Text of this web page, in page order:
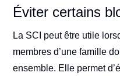
Éviter certains
La SCI peut être utile
membres d’une famille
ensemble. Elle permet